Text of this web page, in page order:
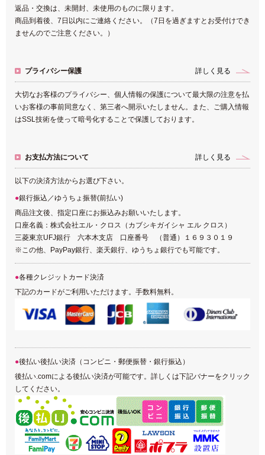
返品・交換は、未開封、未使用のものに限ります。
商品到着後、7日以内にご連絡ください。（7日を過ぎますとお受付けでき
ませんのでご注意ください。）
プライバシー保護 詳しく見る
大切なお客様のプライバシー、個人情報の保護について最大限の注意を払
いお客様の事前同意なく、第三者へ開示いたしません。また、ご購入情報
はSSL技術を使って暗号化することで保護しております。
お支払方法について 詳しく見る
以下の決済方法からお選び下さい。
銀行振込／ゆうちょ振替(前払い)
商品注文後、指定口座にお振込みお願いいたします。
口座名義：株式会社エル・クロス（カブシキガイシャ エル クロス）
三菱東京UFJ銀行 六本木支店 口座番号 （普通）１６９３０１９
※この他、PayPay銀行、楽天銀行、ゆうちょ銀行でも可能です。
各種クレジットカード決済
下記のカードがご利用いただけます。手数料無料。
後払い後払い決済（コンビニ・郵便振替・銀行振込）
後払い.comによる後払い決済が可能です。詳しくは下記バナーをクリック
してください。